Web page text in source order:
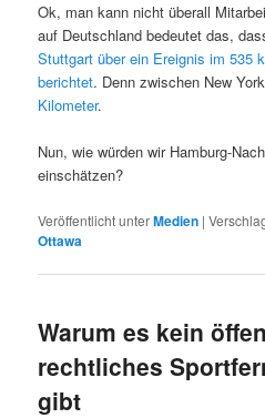
Ok, man kann nicht überall
auf Deutschland bedeutet das,
Stuttgart über ein Ereignis im 535
berichtet. Denn zwischen New
Kilometer.
Nun, wie würden wir Hamburg-
einschätzen?
Veröffentlicht unterMedien |
Ottawa
Warum es kein
rechtliches
gibt